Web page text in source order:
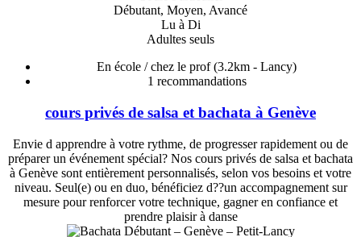
Débutant, Moyen, Avancé
Lu à Di
Adultes seuls
En école / chez le prof(3.2km - Lancy)
1 recommandations
cours privés de salsa et bachata à Genève
Envie d apprendre à votre rythme, de progresser rapidement ou de
préparer un événement spécial? Nos cours privés de salsa et bachata
à Genève sont entièrement personnalisés, selon vos besoins et votre
niveau. Seul(e) ou en duo, bénéficiez d??un accompagnement sur
mesure pour renforcer votre technique, gagner en confiance et
prendre plaisir à danse